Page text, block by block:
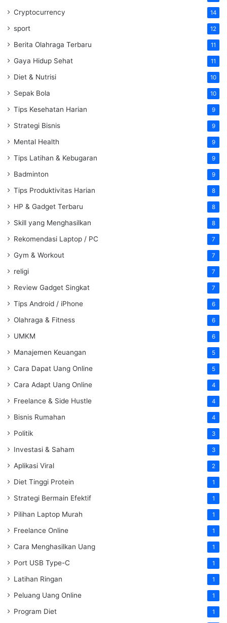
Cryptocurrency 14
sport 12
Berita Olahraga Terbaru 11
Gaya Hidup Sehat 11
Diet & Nutrisi 10
Sepak Bola 10
Tips Kesehatan Harian 9
Strategi Bisnis 9
Mental Health 9
Tips Latihan & Kebugaran 9
Badminton 9
Tips Produktivitas Harian 8
HP & Gadget Terbaru 8
Skill yang Menghasilkan 8
Rekomendasi Laptop / PC 7
Gym & Workout 7
religi 7
Review Gadget Singkat 7
Tips Android / iPhone 6
Olahraga & Fitness 6
UMKM 6
Manajemen Keuangan 5
Cara Dapat Uang Online 5
Cara Adapt Uang Online 4
Freelance & Side Hustle 4
Bisnis Rumahan 4
Politik 3
Investasi & Saham 3
Aplikasi Viral 2
Diet Tinggi Protein 1
Strategi Bermain Efektif 1
Pilihan Laptop Murah 1
Freelance Online 1
Cara Menghasilkan Uang 1
Port USB Type-C 1
Latihan Ringan 1
Peluang Uang Online 1
Program Diet 1